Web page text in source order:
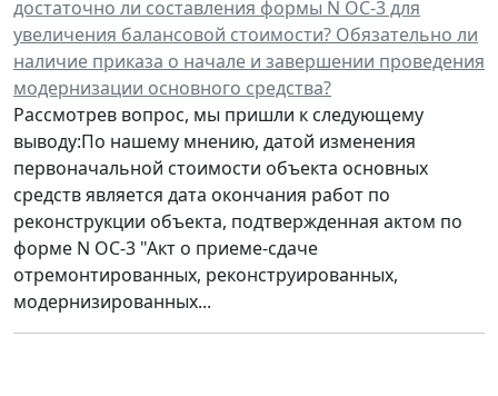
достаточно ли составления формы N ОС-3 для
увеличения балансовой стоимости? Обязательно ли
наличие приказа о начале и завершении проведения
модернизации основного средства?
Рассмотрев вопрос, мы пришли к следующему
выводу:По нашему мнению, датой изменения
первоначальной стоимости объекта основных
средств является дата окончания работ по
реконструкции объекта, подтвержденная актом по
форме N ОС-3 "Акт о приеме-сдаче
отремонтированных, реконструированных,
модернизированных...